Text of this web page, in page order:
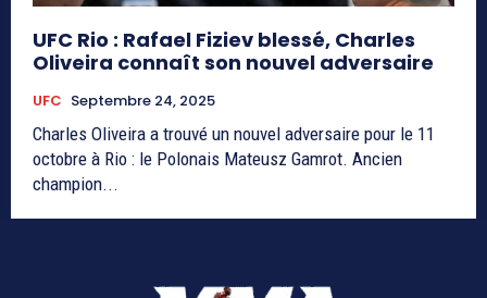
UFC Rio : Rafael Fiziev blessé, Charles
Oliveira connaît son nouvel adversaire
UFC Septembre 24, 2025
Charles Oliveira a trouvé un nouvel adversaire pour le 11
octobre à Rio : le Polonais Mateusz Gamrot. Ancien
champion...